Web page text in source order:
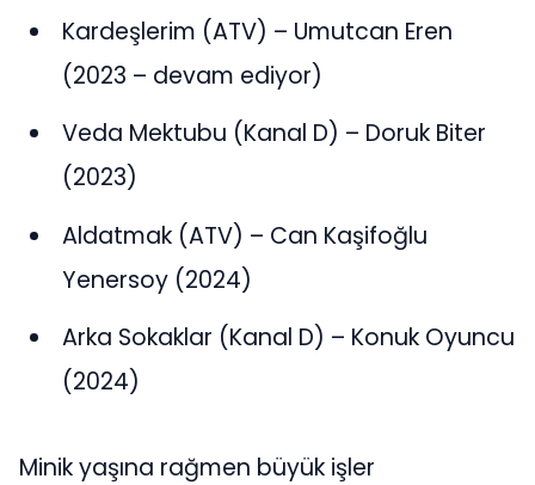
Kardeşlerim (ATV) – Umutcan Eren
(2023 – devam ediyor)
Veda Mektubu (Kanal D) – Doruk Biter
(2023)
Aldatmak (ATV) – Can Kaşifoğlu
Yenersoy (2024)
Arka Sokaklar (Kanal D) – Konuk Oyuncu
(2024)
Minik yaşına rağmen büyük işler